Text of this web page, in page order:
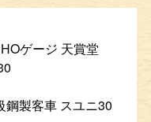
ゲージ 天賞堂
鋼製客車 スユニ30